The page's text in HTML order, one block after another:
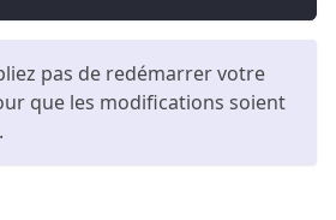
pas de redémarrer votre
que les modifications soient